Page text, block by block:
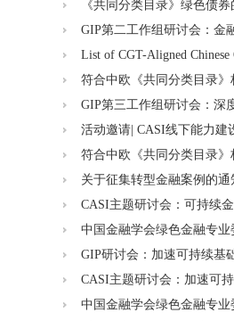
《共同分类目录》绿色债
GIP第二工作组研讨会：金
List of CGT-Aligned Chinese
符合中欧《共同分类目录
GIP第三工作组研讨会：深
活动邀请| CASI线下能力
符合中欧《共同分类目录
关于征集转型金融案例的通
CASI主题研讨会：可持续
中国金融学会绿色金融专业
GIP研讨会：加速可持续基
CASI主题研讨会：加速可
中国金融学会绿色金融专业